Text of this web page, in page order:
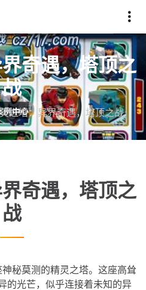
奇遇，塔顶之
战
之塔：异界奇遇，塔顶之战
奇遇，塔顶之
战
秘莫测的精灵之塔。这座高耸
的光芒，似乎连接着未知的异